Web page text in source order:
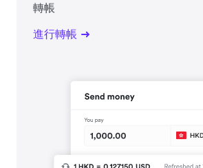
轉帳
進行轉帳